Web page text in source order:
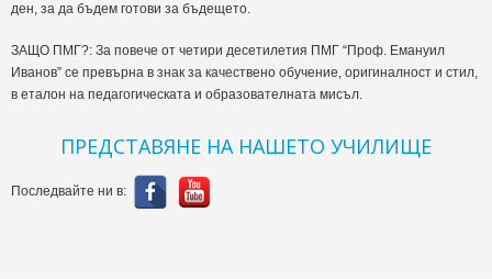
ден, за да бъдем готови за бъдещето.
ЗАЩО ПМГ?: За повече от четири десетилетия ПМГ “Проф. Емануил
Иванов” се превърна в знак за качествено обучение, оригиналност и стил,
в еталон на педагогическата и образователната мисъл.
ПРЕДСТАВЯНЕ НА НАШЕТО УЧИЛИЩЕ
Последвайте ни в: